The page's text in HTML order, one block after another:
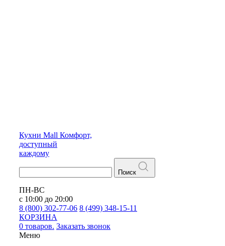
Кухни Mall Комфорт,
доступный
каждому
Поиск
ПН-ВС
с 10:00 до 20:00
8 (800) 302-77-06 8 (499) 348-15-11
КОРЗИНА
0 товаров. Заказать звонок
Меню